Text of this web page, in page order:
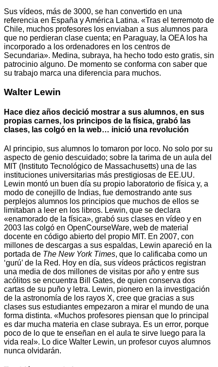
Sus vídeos, más de 3000, se han convertido en una
referencia en España y América Latina. «Tras el terremoto de
Chile, muchos profesores los enviaban a sus alumnos para
que no perdieran clase cuenta; en Paraguay, la OEA los ha
incorporado a los ordenadores en los centros de
Secundaria». Medina, subraya, ha hecho todo esto gratis, sin
patrocinio alguno. De momento se conforma con saber que
su trabajo marca una diferencia para muchos.
Walter Lewin
Hace diez años decició mostrar a sus alumnos, en sus
propias carnes, los principos de la física, grabó las
clases, las colgó en la web… inició una revolución
Al principio, sus alumnos lo tomaron por loco. No solo por su
aspecto de genio descuidado; sobre la tarima de un aula del
MIT (Instituto Tecnológico de Massachusetts) una de las
instituciones universitarias más prestigiosas de EE.UU.
Lewin montó un buen día su propio laboratorio de física y, a
modo de conejillo de Indias, fue demostrando ante sus
perplejos alumnos los principios que muchos de ellos se
limitaban a leer en los libros. Lewin, que se declara
«enamorado de la física», grabó sus clases en vídeo y en
2003 las colgó en OpenCourseWare, web de material
docente en código abierto del propio MIT. En 2007, con
millones de descargas a sus espaldas, Lewin apareció en la
portada de The New York Times, que lo calificaba como un
‘gurú’ de la Red. Hoy en día, sus vídeos prácticos registran
una media de dos millones de visitas por año y entre sus
acólitos se encuentra Bill Gates, de quien conserva dos
cartas de su puño y letra. Lewin, pionero en la investigación
de la astronomía de los rayos X, cree que gracias a sus
clases sus estudiantes empezaron a mirar el mundo de una
forma distinta. «Muchos profesores piensan que lo principal
es dar mucha materia en clase subraya. Es un error, porque
poco de lo que te enseñan en el aula te sirve luego para la
vida real». Lo dice Walter Lewin, un profesor cuyos alumnos
nunca olvidarán.